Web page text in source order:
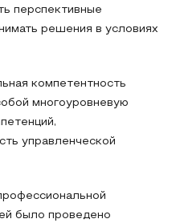
перспективные
решения в условиях
компетентность
многоуровневую
управленческой
было проведено